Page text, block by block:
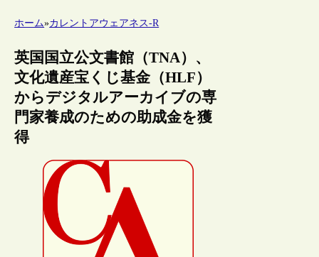
ホーム»カレントアウェアネス-R
英国国立公文書館（TNA）、
文化遺産宝くじ基金（HLF）
からデジタルアーカイブの専
門家養成のための助成金を獲
得